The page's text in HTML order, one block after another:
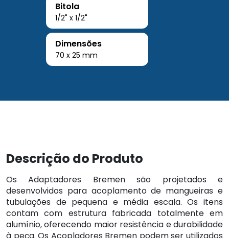
Bitola
1/2" x 1/2"
Dimensões
70 x 25 mm
Descrição do Produto
Os Adaptadores Bremen são projetados e
desenvolvidos para acoplamento de mangueiras e
tubulações de pequena e média escala. Os itens
contam com estrutura fabricada totalmente em
alumínio, oferecendo maior resistência e durabilidade